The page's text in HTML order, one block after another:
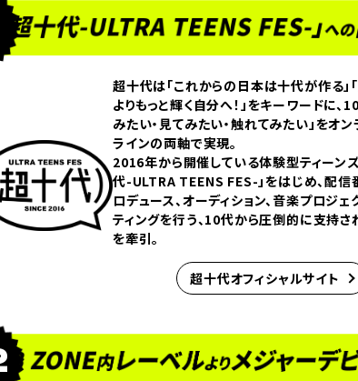
超十代は「これからの⽇本は⼗代が作る」
よりもっと輝く⾃分へ！」をキーワードに、
みたい・見てみたい・触れてみたい」をオ
ラインの両軸で実現。
2016年から開催している体験型ティーン
代-ULTRA TEENS FES-」をはじめ、配信
ロデュース、オーディション、音楽プロジェ
ティングを行う、10代から圧倒的に支持さ
を牽引。
超十代オフィシャルサイト